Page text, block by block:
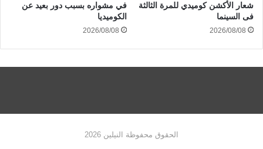
شعار الأكشن كوميدي للمرة الثالثة
فى السينما
2026/08/08
في مشواره بسبب دور بعيد عن
الكوميديا
2026/08/08
الحقوق محفوظة النيلين 2026